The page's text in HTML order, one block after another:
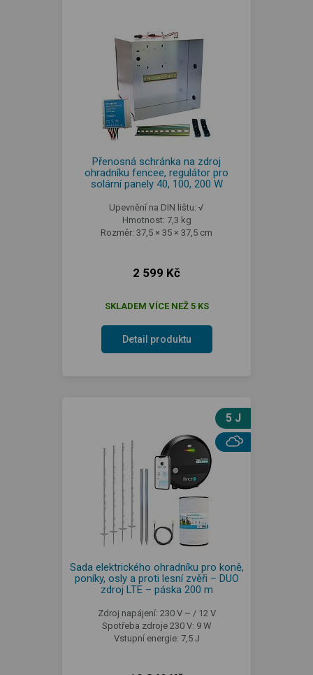
Přenosná schránka na zdroj
ohradníku fencee, regulátor pro
solární panely 40, 100, 200 W
Upevnění na DIN lištu: √
Hmotnost: 7,3 kg
Rozměr: 37,5 × 35 × 37,5 cm
2 599 Kč
SKLADEM VÍCE NEŽ 5 KS
Detail produktu
5 J
Sada elektrického ohradníku pro koně,
poníky, osly a proti lesní zvěři – DUO
zdroj LTE – páska 200 m
Zdroj napájení: 230 V ~ / 12 V
Spotřeba zdroje 230 V: 9 W
Vstupní energie: 7,5 J